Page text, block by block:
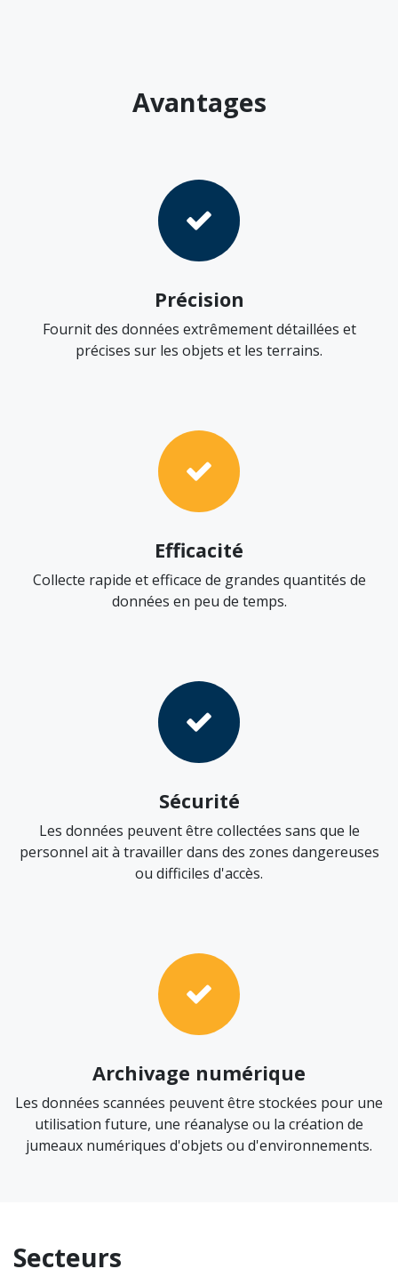
Avantages
Précision
Fournit des données extrêmement détaillées et
précises sur les objets et les terrains.
Efficacité
Collecte rapide et efficace de grandes quantités de
données en peu de temps.
Sécurité
Les données peuvent être collectées sans que le
personnel ait à travailler dans des zones dangereuses
ou difficiles d'accès.
Archivage numérique
Les données scannées peuvent être stockées pour une
utilisation future, une réanalyse ou la création de
jumeaux numériques d'objets ou d'environnements.
Secteurs